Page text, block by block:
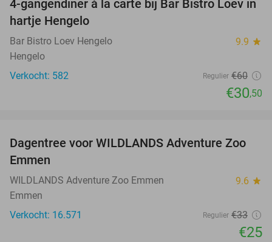
49%
4-gangendiner à la carte bij Bar Bistro Loev in
hartje Hengelo
Bar Bistro Loev Hengelo 9.9 star
Hengelo
Verkocht: 582
Regulier €60
€30,50
24%
Dagentree voor WILDLANDS Adventure Zoo
Emmen
WILDLANDS Adventure Zoo Emmen 9.6 star
Emmen
Verkocht: 16.571
Regulier €33
€25